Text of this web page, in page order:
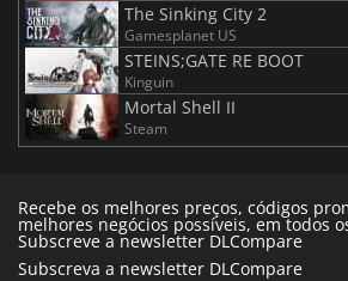
The Sinking City 2
Gamesplanet US
STEINS;GATE RE BOOT
Kinguin
Mortal Shell II
Steam
Recebe os melhores preços, códigos
melhores negócios possíveis, em todos
Subscreve a newsletter DLCompare
Subscreva a newsletter DLCompare